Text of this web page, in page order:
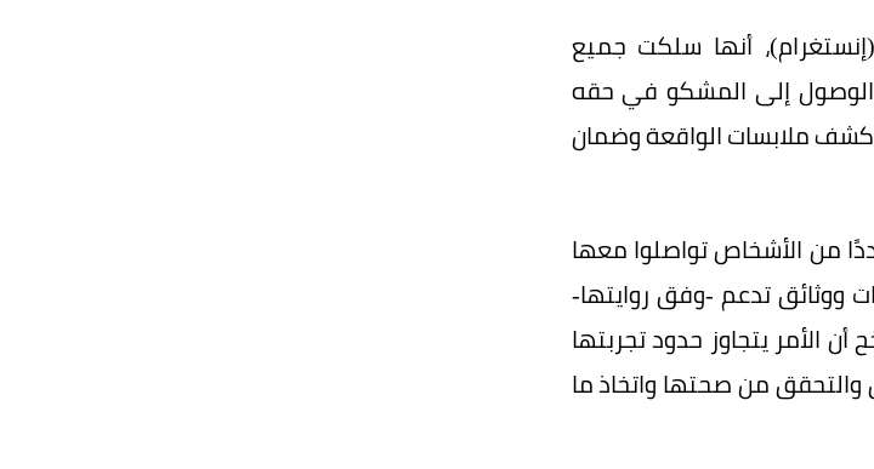
أنها سلكت جميع
الوصول إلى المشكو في حقه
كشف ملابسات الواقعة وضمان
من الأشخاص تواصلوا معها
ووثائق تدعم -وفق روايتها-
الأمر يتجاوز حدود تجربتها
والتحقق من صحتها واتخاذ ما